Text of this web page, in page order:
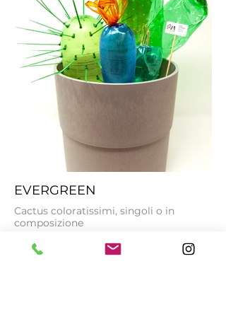
EVERGREEN
Cactus coloratissimi, singoli o in
composizione